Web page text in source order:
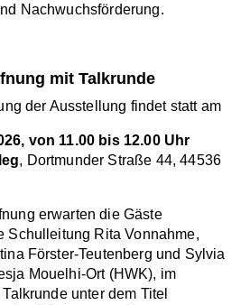
Nachwuchsförderung.
mit Talkrunde
der Ausstellung findet statt am
von 11.00 bis 12.00 Uhr
, Dortmunder Straße 44, 44536
erwarten die Gäste
Schulleitung Rita Vonnahme,
Förster-Teutenberg und Sylvia
Mouelhi-Ort (HWK), im
unter dem Titel